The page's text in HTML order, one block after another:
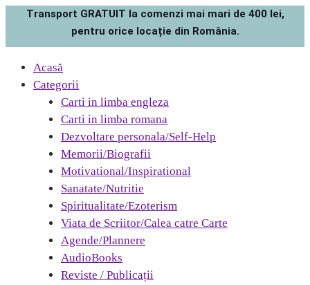
Transport GRATUIT la comenzi mai mari de 400 lei,
pentru orice locație din România.
Acasă
Categorii
Carti in limba engleza
Carti in limba romana
Dezvoltare personala/Self-Help
Memorii/Biografii
Motivational/Inspirational
Sanatate/Nutritie
Spiritualitate/Ezoterism
Viata de Scriitor/Calea catre Carte
Agende/Plannere
AudioBooks
Reviste / Publicații